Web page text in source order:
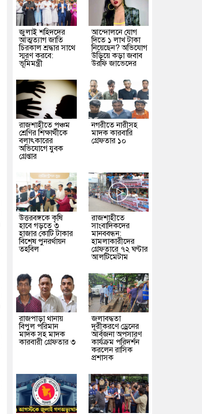
জুলাই শহিদদের
আত্মত্যাগ জাতি
চিরকাল শ্রদ্ধার সাথে
স্মরণ করবে:
ভূমিমন্ত্রী
আন্দোলনে যোগ
দিতে ১ লাখ টাকা
নিয়েছেন? অভিযোগ
উড়িয়ে কড়া জবাব
উরফি জাভেদের
রাজশাহীতে পঞ্চম
শ্রেণির শিক্ষার্থীকে
বলাৎকারের
অভিযোগে যুবক
গ্রেপ্তার
নগরীতে নারীসহ
মাদক কারবারি
গ্রেফতার ১০
উত্তরবঙ্গকে কৃষি
হাবে গড়তে ৩
হাজার কোটি টাকার
বিশেষ পুনরর্থায়ন
তহবিল
রাজশাহীতে
সাংবাদিকদের
মানববন্ধন:
হামলাকারীদের
গ্রেফতারে ৭২ ঘণ্টার
আলটিমেটাম
রাজপাড়া থানায়
বিপুল পরিমান
মাদক সহ মাদক
কারবারী গ্রেফতার ৩
জলাবদ্ধতা
দূরীকরণে ড্রেনের
আর্বজনা অপসারণ
কার্যক্রম পরিদর্শন
করলেন রাসিক
প্রশাসক